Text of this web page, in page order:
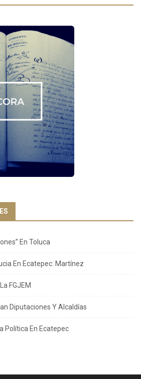
En Toluca
En Ecatepec: Martínez
FGJEM
Diputaciones Y Alcaldías
Política En Ecatepec